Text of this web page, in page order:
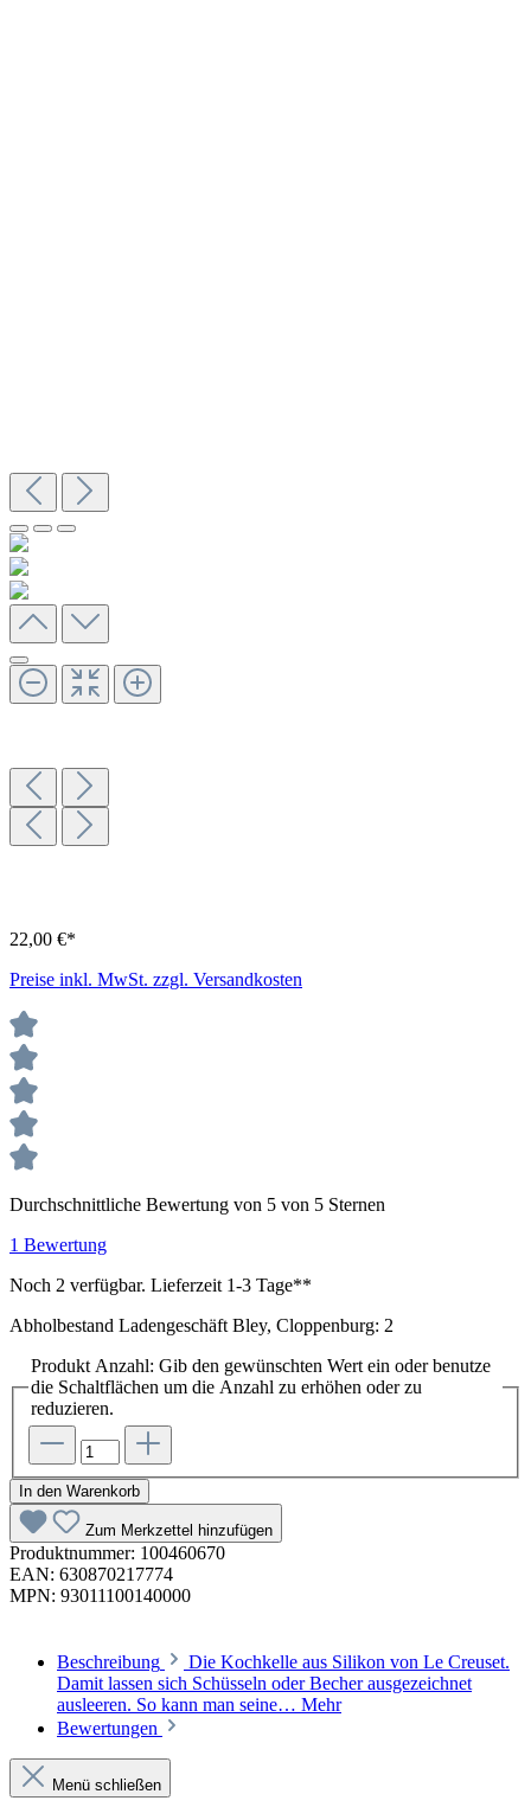
22,00 €*
Preise inkl. MwSt. zzgl. Versandkosten
Durchschnittliche Bewertung von 5 von 5 Sternen
1 Bewertung
Noch 2 verfügbar. Lieferzeit 1-3 Tage**
Abholbestand Ladengeschäft Bley, Cloppenburg: 2
Produkt Anzahl: Gib den gewünschten Wert ein oder benutze
die Schaltflächen um die Anzahl zu erhöhen oder zu
reduzieren.
In den Warenkorb
Zum Merkzettel hinzufügen
Produktnummer: 100460670
EAN: 630870217774
MPN: 93011100140000
Beschreibung
Die Kochkelle aus Silikon von Le Creuset.
Damit lassen sich Schüsseln oder Becher ausgezeichnet
ausleeren. So kann man seine… Mehr
Bewertungen
Menü schließen